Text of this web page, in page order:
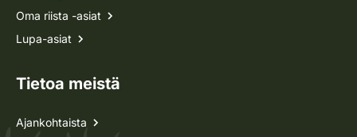
Oma riista -asiat
Lupa-asiat
Tietoa meistä
Ajankohtaista